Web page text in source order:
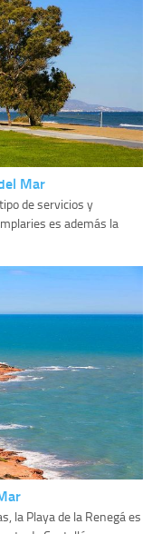
Mar
de servicios y
es además la
la Playa de la Renegá es